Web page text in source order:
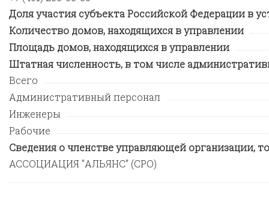
Доля участия субъекта Российской Федерации в
Количество домов, находящихся в управлении
Площадь домов, находящихся в управлении
Штатная численность, в том числе
Всего
Административный персонал
Инженеры
Рабочие
Сведения о членстве управляющей организации,
АССОЦИАЦИЯ "АЛЬЯНС" (СРО)